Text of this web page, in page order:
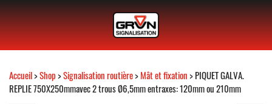
Accueil>Shop>Signalisation routière>Mât et fixation> PIQUET GALVA.
REPLIE 750X250mmavec 2 trous Ø6,5mm entraxes: 120mm ou 210mm